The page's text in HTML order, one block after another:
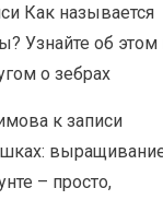
Как называется
Узнайте об этом
о зебрах
к записи
– просто,